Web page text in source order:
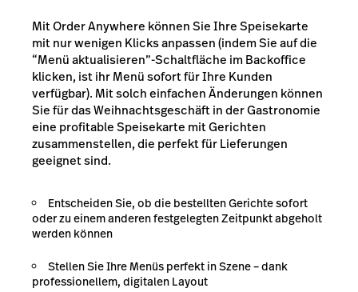
Mit Order Anywhere können Sie Ihre Speisekarte
mit nur wenigen Klicks anpassen (indem Sie auf die
“Menü aktualisieren”-Schaltfläche im Backoffice
klicken, ist ihr Menü sofort für Ihre Kunden
verfügbar). Mit solch einfachen Änderungen können
Sie für das Weihnachtsgeschäft in der Gastronomie
eine profitable Speisekarte mit Gerichten
zusammenstellen, die perfekt für Lieferungen
geeignet sind.
Entscheiden Sie, ob die bestellten Gerichte sofort
oder zu einem anderen festgelegten Zeitpunkt abgeholt
werden können
Stellen Sie Ihre Menüs perfekt in Szene – dank
professionellem, digitalen Layout